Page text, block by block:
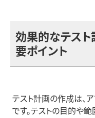
効果的なテス
要ポイント
テスト計画の作成は、
です。テストの目的や